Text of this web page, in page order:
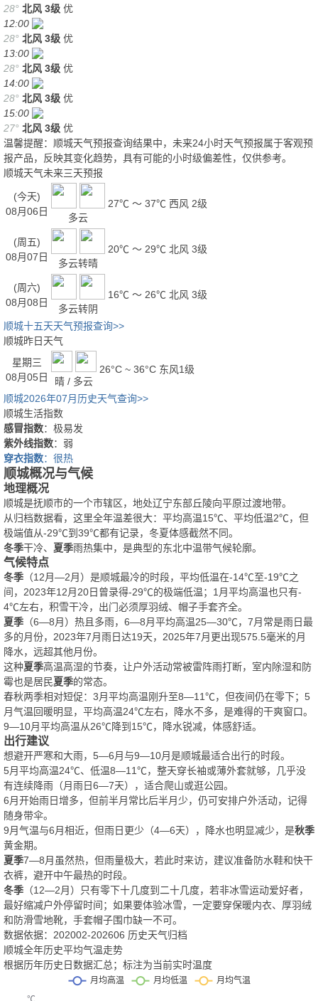
28° 北风 3级 优
12:00
28° 北风 3级 优
13:00
28° 北风 3级 优
14:00
28° 北风 3级 优
15:00
27° 北风 3级 优
温馨提醒：顺城天气预报查询结果中，未来24小时天气预报属于客观预
报产品，反映其变化趋势，具有可能的小时级偏差性，仅供参考。
顺城天气未来三天预报
(今天)
08月06日
多云
27℃ ～ 37℃ 西风 2级
(周五)
08月07日
多云转晴
20℃ ～ 29℃ 北风 3级
(周六)
08月08日
多云转阴
16℃ ～ 26℃ 北风 3级
顺城十五天天气预报查询>>
顺城昨日天气
星期三
08月05日
晴 / 多云
26°C ~ 36°C 东风1级
顺城2026年07月历史天气查询>>
顺城生活指数
感冒指数：极易发
紫外线指数：弱
穿衣指数：很热
顺城概况与气候
地理概况
顺城是抚顺市的一个市辖区，地处辽宁东部丘陵向平原过渡地带。
从归档数据看，这里全年温差很大：平均高温15℃、平均低温2℃，但
极端值从-29℃到39℃都有记录，冬夏体感截然不同。
冬季干冷、 夏季雨热集中，是典型的东北中温带气候轮廓。
气候特点
冬季 （12月—2月）是顺城最冷的时段，平均低温在-14℃至-19℃之
间，2023年12月20日曾录得-29℃的极端低温；1月平均高温也只有-
4℃左右，积雪干冷，出门必须厚羽绒、帽子手套齐全。
夏季 （6—8月）热且多雨，6—8月平均高温25—30℃，7月常是雨日最
多的月份，2023年7月雨日达19天，2025年7月更出现575.5毫米的月
降水，远超其他月份。
这种夏季高温高湿的节奏，让户外活动常被雷阵雨打断，室内除湿和防
霉也是居民夏季的常态。
春秋两季相对短促：3月平均高温刚升至8—11℃，但夜间仍在零下；5
月气温回暖明显，平均高温24℃左右，降水不多，是难得的干爽窗口。
9—10月平均高温从26℃降到15℃，降水锐减，体感舒适。
出行建议
想避开严寒和大雨，5—6月与9—10月是顺城最适合出行的时段。
5月平均高温24℃、低温8—11℃，整天穿长袖或薄外套就够，几乎没
有连续降雨（月雨日6—7天），适合爬山或逛公园。
6月开始雨日增多，但前半月常比后半月少，仍可安排户外活动，记得
随身带伞。
9月气温与6月相近，但雨日更少（4—6天），降水也明显减少，是秋季
黄金期。
夏季7—8月虽然热，但雨量极大，若此时来访，建议准备防水鞋和快干
衣裤，避开中午最热的时段。
冬季 （12—2月）只有零下十几度到二十几度，若非冰雪运动爱好者，
最好缩减户外停留时间；如果要体验冰雪，一定要穿保暖内衣、厚羽绒
和防滑雪地靴，手套帽子围巾缺一不可。
数据依据：202002-202606 历史天气归档
顺城全年历史平均气温走势
根据历年历史日数据汇总；标注为当前实时温度